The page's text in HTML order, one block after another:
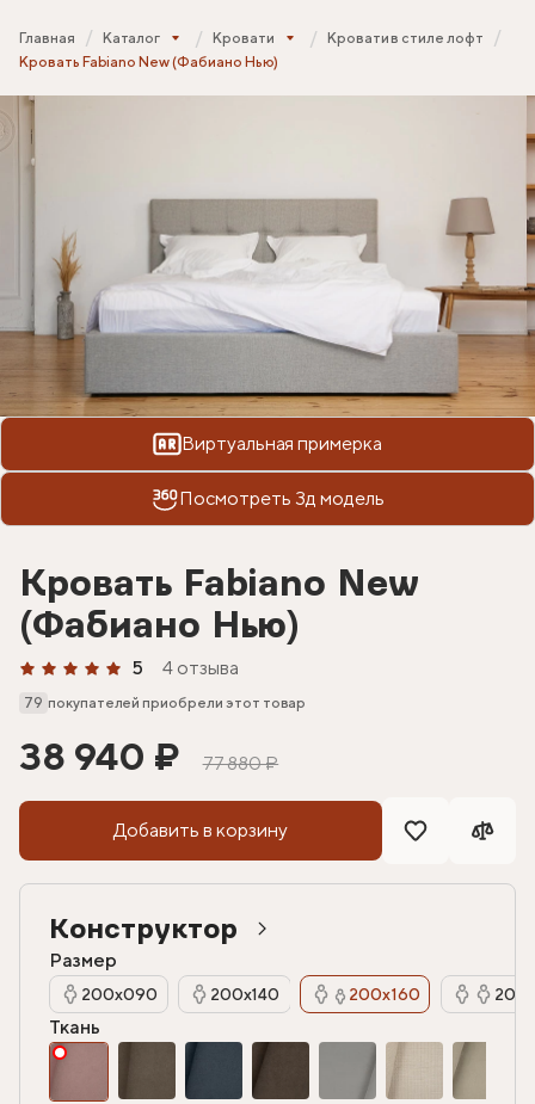
Главная Каталог Кровати
Кровати в стиле лофт
Кровать Fabiano New (Фабиано Нью)
Виртуальная примерка
Посмотреть 3д модель
Кровать Fabiano New
(Фабиано Нью)
5 4 отзыва
79 покупателей приобрели этот товар
38 940 ₽ 77 880 ₽
Добавить в корзину
Конструктор
Размер
200х090 200х140 200х160
Ткань